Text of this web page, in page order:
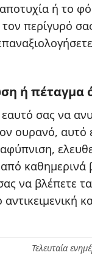
ή το
περίγυρό
ή πέταγμα
σας να
ουρανό, αυτό
καθημερινά
να βλέπετε
Τελευταία